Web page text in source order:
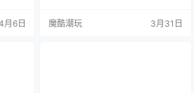
月6日 魔酷潮玩 3月31日